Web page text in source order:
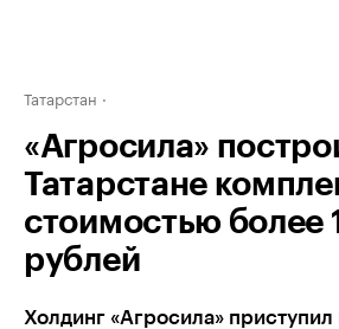
Татарстан
«Агросила»
Татарстане
стоимостью более
рублей
Холдинг «Агросила»